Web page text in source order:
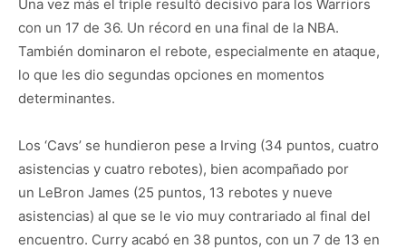
Una vez más el triple resultó decisivo para los Warriors
con un 17 de 36. Un récord en una final de la NBA.
También dominaron el rebote, especialmente en ataque,
lo que les dio segundas opciones en momentos
determinantes.
Los ‘Cavs’ se hundieron pese a Irving (34 puntos, cuatro
asistencias y cuatro rebotes), bien acompañado por
un LeBron James (25 puntos, 13 rebotes y nueve
asistencias) al que se le vio muy contrariado al final del
encuentro. Curry acabó en 38 puntos, con un 7 de 13 en